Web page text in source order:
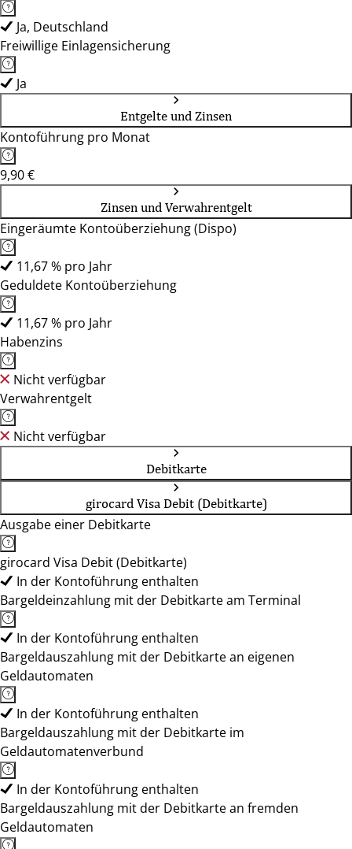
Ja, Deutschland
Freiwillige Einlagensicherung
Ja
Entgelte und Zinsen
Kontoführung pro Monat
9,90 €
Zinsen und Verwahrentgelt
Eingeräumte Kontoüberziehung (Dispo)
11,67 % pro Jahr
Geduldete Kontoüberziehung
11,67 % pro Jahr
Habenzins
Nicht verfügbar
Verwahrentgelt
Nicht verfügbar
Debitkarte
girocard Visa Debit (Debitkarte)
Ausgabe einer Debitkarte
girocard Visa Debit (Debitkarte)
In der Kontoführung enthalten
Bargeldeinzahlung mit der Debitkarte am Terminal
In der Kontoführung enthalten
Bargeldauszahlung mit der Debitkarte an eigenen
Geldautomaten
In der Kontoführung enthalten
Bargeldauszahlung mit der Debitkarte im
Geldautomatenverbund
In der Kontoführung enthalten
Bargeldauszahlung mit der Debitkarte an fremden
Geldautomaten